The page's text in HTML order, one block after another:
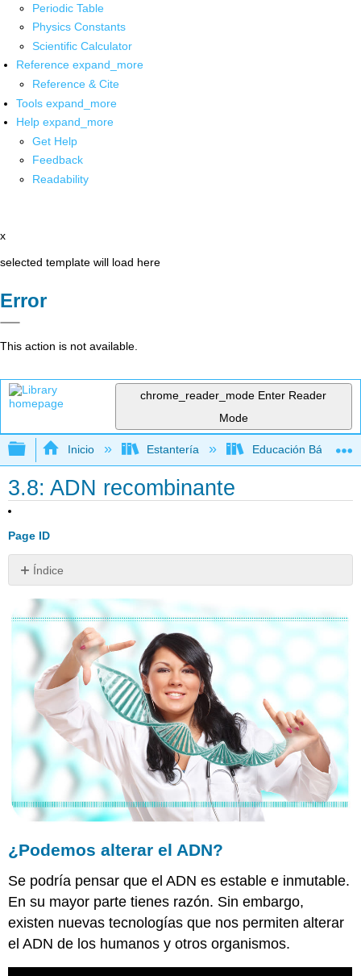
Periodic Table
Physics Constants
Scientific Calculator
Reference expand_more
Reference & Cite
Tools expand_more
Help expand_more
Get Help
Feedback
Readability
x
selected template will load here
Error
This action is not available.
chrome_reader_mode Enter Reader
Mode
Expandir/contraer jerarquía global
Inicio Estantería Educación Básica
3.8: ADN recombinante
Page ID
Índice
alterar
el
ADN?
ADN
Recombinante
Plásmidos
Resumen
¿Podemos alterar el ADN?
Se podría pensar que el ADN es estable e inmutable.
En su mayor parte tienes razón. Sin embargo,
existen nuevas tecnologías que nos permiten alterar
el ADN de los humanos y otros organismos.